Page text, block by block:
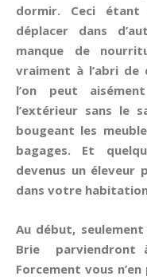
dormir. Ceci
déplacer dans
manque de
vraiment à l’abri
l’on peut
l’extérieur sans le
bougeant les
bagages. Et
devenus un éleveur
dans votre
Au début,
Brie parviendront
Forcement vous